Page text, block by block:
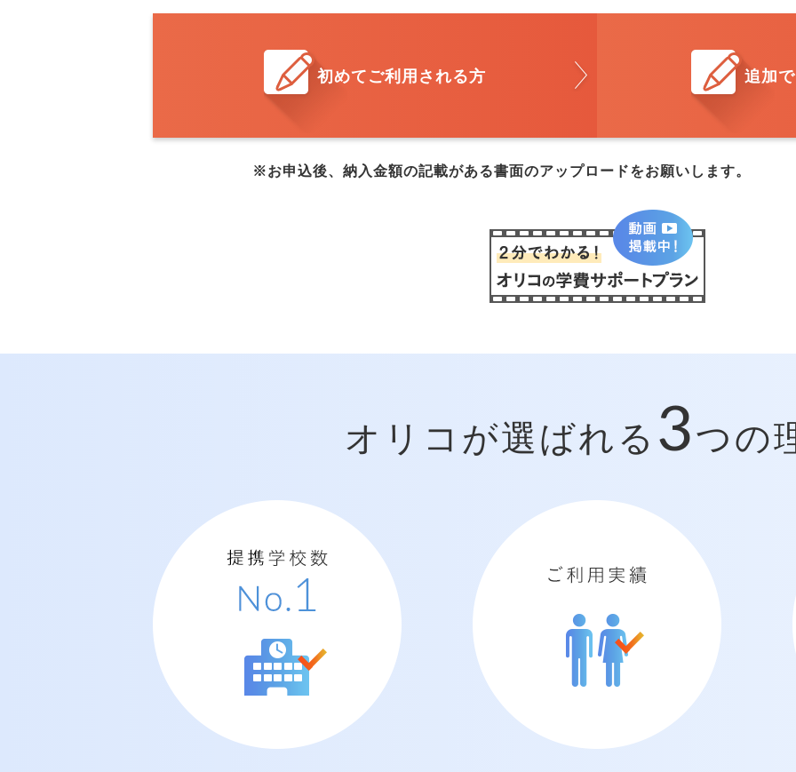
初めてご利用される方 追加
※お申込後、納入金額の記載がある書面のアップロードをお願いします。
オリコが選ばれる 3つの